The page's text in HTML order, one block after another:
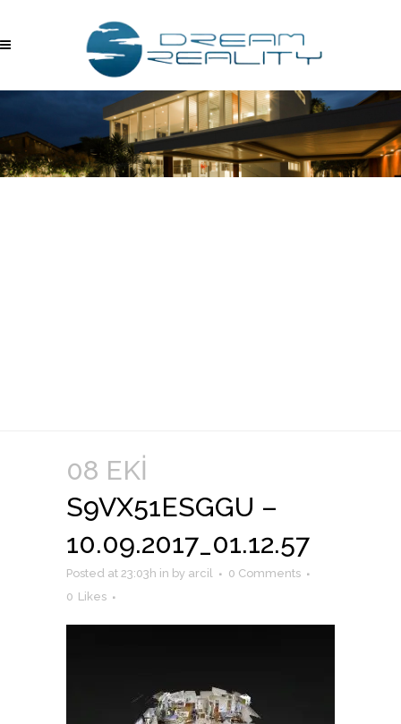
08 EKI
S9VX51ESGGU –
10.09.2017_01.12.57
Posted at 23:03h in by arcil
0 Comments
0 Likes